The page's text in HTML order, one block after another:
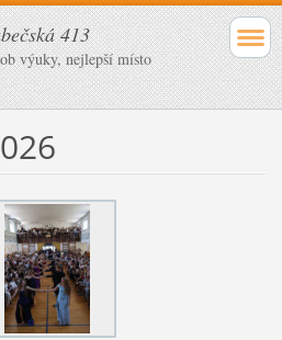
413
výuky, nejlepší místo